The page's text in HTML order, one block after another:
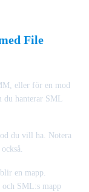
File
eller för en mod
du hanterar SML
du vill ha. Notera
en mapp.
och SML:s mapp